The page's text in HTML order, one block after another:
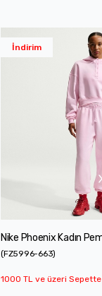
İndirim
Nike Phoenix Kadın
(FZ5996-663)
1000 TL ve üzeri